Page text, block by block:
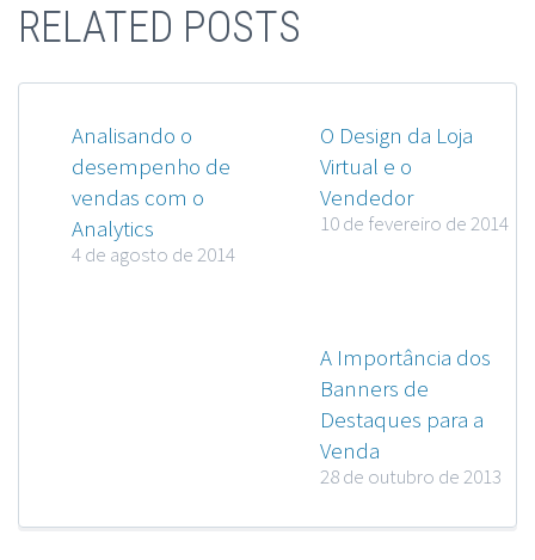
RELATED POSTS
Analisando o
desempenho de
vendas com o
Analytics
4 de agosto de 2014
O Design da Loja
Virtual e o
Vendedor
10 de fevereiro de 2014
A Importância dos
Banners de
Destaques para a
Venda
28 de outubro de 2013